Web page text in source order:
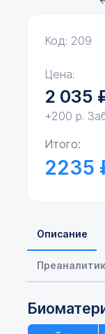
Описание
Код: 209
Цена:
2 035
+200 р.
Итого:
2235